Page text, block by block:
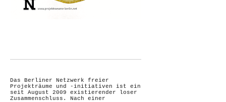
Das Berliner Netzwerk freier
Projekträume und -initiativen ist ein
seit August 2009 existierender loser
Zusammenschluss. Nach einer